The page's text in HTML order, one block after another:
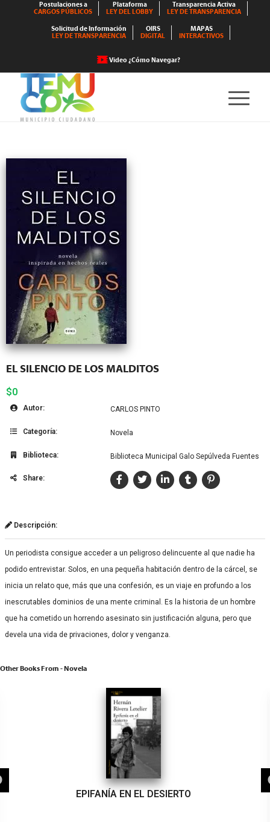
Postulaciones a
CARGOS PÚBLICOS
Plataforma
LEY DEL LOBBY
Transparencia Activa
LEY DE TRANSPARENCIA
Solicitud de Información
LEY DE TRANSPARENCIA
OIRS
DIGITAL
MAPAS
INTERACTIVOS
Video ¿Cómo Navegar?
EL SILENCIO DE LOS MALDITOS
$0
Autor: CARLOS PINTO
Categoría: Novela
Biblioteca: Biblioteca Municipal Galo Sepúlveda Fuentes
Share:
Descripción:
Un periodista consigue acceder a un peligroso delincuente al que nadie ha
podido entrevistar. Solos, en una pequeña habitación dentro de la cárcel, se
inicia un relato que, más que una confesión, es un viaje en profundo a los
inescrutables dominios de una mente criminal. Es la historia de un hombre
que ha cometido un horrendo asesinato sin justificación alguna, pero que
devela una vida de privaciones, dolor y venganza.
Other Books From - Novela
EPIFANÍA EN EL DESIERTO